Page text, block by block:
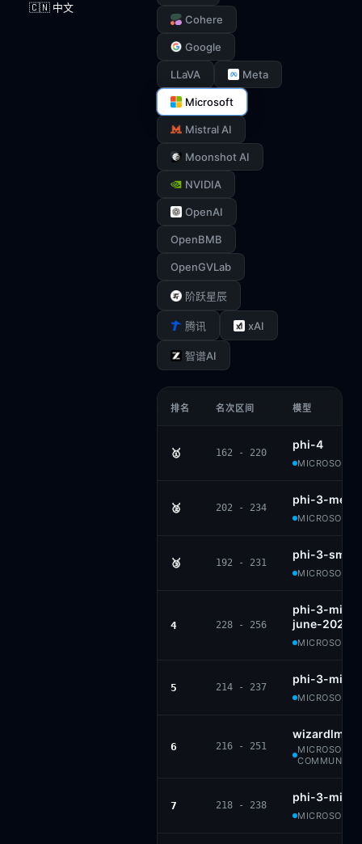
🇨🇳 中文
Cohere
Google
LLaVA Meta
Microsoft
Mistral AI
Moonshot AI
NVIDIA
OpenAI
OpenBMB
OpenGVLab
阶跃星辰
腾讯 xAI
智谱AI
排名 名次区间 模型
🥇 162 - 220
phi-4
MICROSOFT
🥈 202 - 234
phi-3-
MICROSOFT
🥉 192 - 231
phi-3-
MICROSOFT
4 228 - 256
phi-3-
june-2024
MICROSOFT
5 214 - 237
phi-3-mini-
MICROSOFT
6 216 - 251
wizardlm-
MICROSOFT
COMMUNITY
7 218 - 238
phi-3-mini-
MICROSOFT